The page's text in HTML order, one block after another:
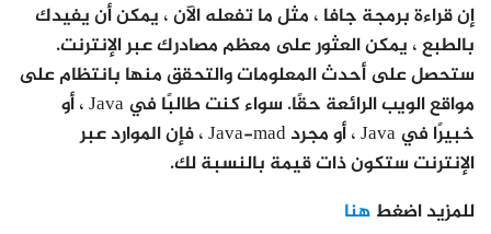
إن قراءة برمجة جافا ، مثل ما تفعله الآن ، يمكن أن يفيدك
بالطبع ، يمكن العثور على معظم مصادرك عبر الإنترنت.
ستحصل على أحدث المعلومات والتحقق منها بانتظام على
مواقع الويب الرائعة حقًا. سواء كنت طالبًا في Java ، أو
خبيرًا في Java ، أو مجرد Java-mad ، فإن الموارد عبر
الإنترنت ستكون ذات قيمة بالنسبة لك.
للمزيد اضغط هنا